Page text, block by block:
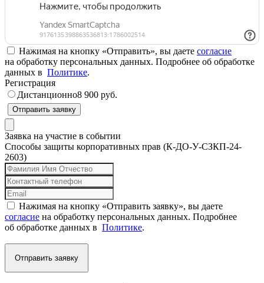
Нажимая на кнопку «Отправить», вы даете согласие
на обработку персональных данных. Подробнее об обработке
данных в Политике.
Регистрация
Дистанционно8 900 руб.
Отправить заявку
Заявка на участие в событии
Способы защиты корпоративных прав (К-ДО-У-СЗКП-24-
2603)
Нажимая на кнопку «Отправить заявку», вы даете
согласие на обработку персональных данных. Подробнее
об обработке данных в Политике.
Отправить заявку